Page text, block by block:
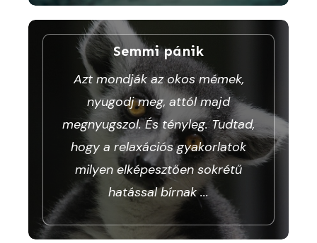
Semmi pánik
Azt mondják az okos mémek,
nyugodj meg, attól majd
megnyugszol. És tényleg. Tudtad,
hogy a relaxációs gyakorlatok
milyen elképesztően sokrétű
hatással bírnak...